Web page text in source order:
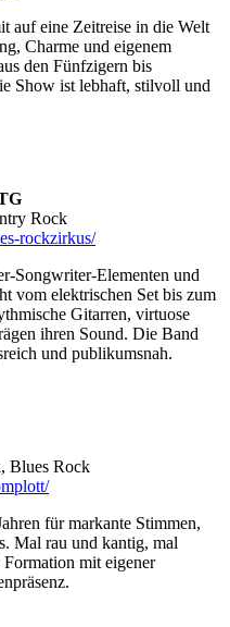
auf eine Zeitreise in die Welt
Charme und eigenem
den Fünfzigern bis
Show ist lebhaft, stilvoll und
Rock
rockzirkus/
Songwriter-Elementen und
vom elektrischen Set bis zum
Gitarren, virtuose
ihren Sound. Die Band
und publikumsnah.
Blues Rock
für markante Stimmen,
Mal rau und kantig, mal
mit eigener